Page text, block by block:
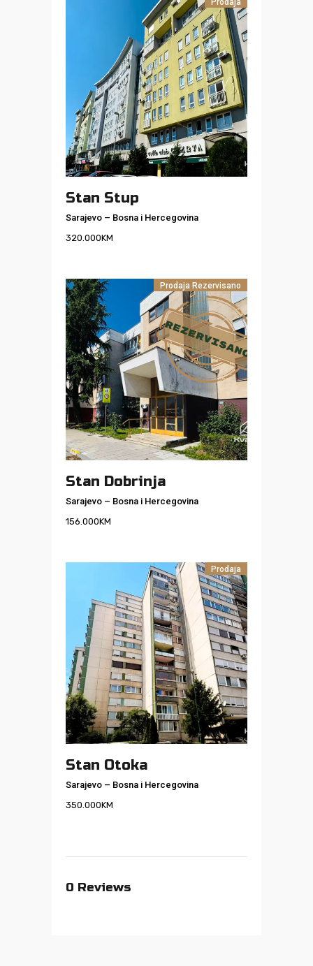
Prodaja
Stan Stup
Sarajevo – Bosna i Hercegovina
320.000KM
Prodaja Rezervisano
Stan Dobrinja
Sarajevo – Bosna i Hercegovina
156.000KM
Prodaja
Stan Otoka
Sarajevo – Bosna i Hercegovina
350.000KM
0 Reviews